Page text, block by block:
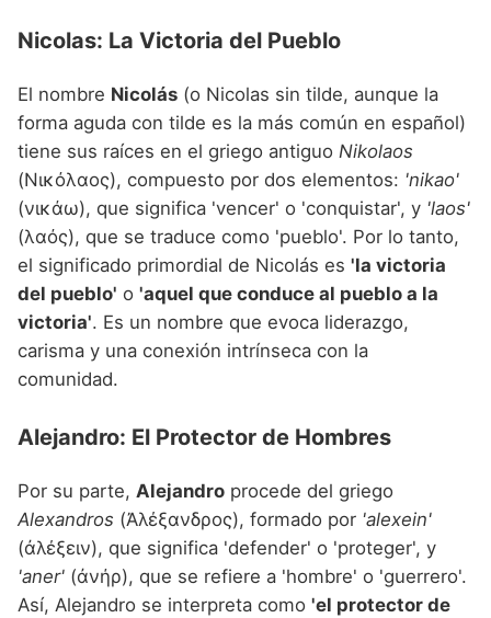
Nicolas: La Victoria del Pueblo
El nombre Nicolás (o Nicolas sin tilde, aunque la
forma aguda con tilde es la más común en español)
tiene sus raíces en el griego antiguo Nikolaos
(Νικόλαος), compuesto por dos elementos: 'nikao'
(νικάω), que significa 'vencer' o 'conquistar', y 'laos'
(λαός), que se traduce como 'pueblo'. Por lo tanto,
el significado primordial de Nicolás es 'la victoria
del pueblo' o 'aquel que conduce al pueblo a la
victoria'. Es un nombre que evoca liderazgo,
carisma y una conexión intrínseca con la
comunidad.
Alejandro: El Protector de Hombres
Por su parte, Alejandro procede del griego
Alexandros (Ἀλέξανδρος), formado por 'alexein'
(ἀλέξειν), que significa 'defender' o 'proteger', y
'aner' (ἀνήρ), que se refiere a 'hombre' o 'guerrero'.
Así, Alejandro se interpreta como 'el protector de